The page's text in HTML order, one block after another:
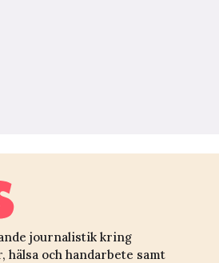
journalistik kring
hälsa och handarbete samt